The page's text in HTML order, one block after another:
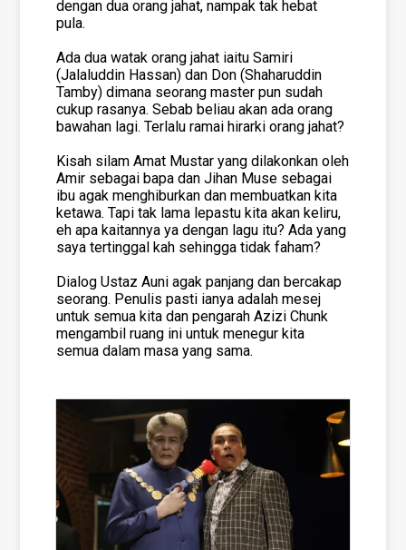
dengan dua orang jahat, nampak tak hebat
pula.
Ada dua watak orang jahat iaitu Samiri
(Jalaluddin Hassan) dan Don (Shaharuddin
Tamby) dimana seorang master pun sudah
cukup rasanya. Sebab beliau akan ada orang
bawahan lagi. Terlalu ramai hirarki orang jahat?
Kisah silam Amat Mustar yang dilakonkan oleh
Amir sebagai bapa dan Jihan Muse sebagai
ibu agak menghiburkan dan membuatkan kita
ketawa. Tapi tak lama lepastu kita akan keliru,
eh apa kaitannya ya dengan lagu itu? Ada yang
saya tertinggal kah sehingga tidak faham?
Dialog Ustaz Auni agak panjang dan bercakap
seorang. Penulis pasti ianya adalah mesej
untuk semua kita dan pengarah Azizi Chunk
mengambil ruang ini untuk menegur kita
semua dalam masa yang sama.